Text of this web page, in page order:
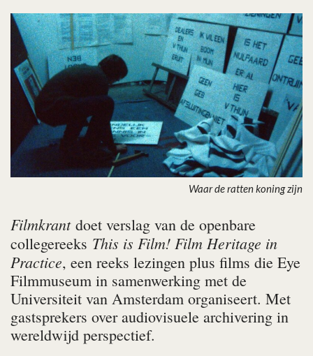
Waar de ratten koning zijn
Filmkrant doet verslag van de openbare
collegereeks This is Film! Film Heritage in
Practice, een reeks lezingen plus films die Eye
Filmmuseum in samenwerking met de
Universiteit van Amsterdam organiseert. Met
gastsprekers over audiovisuele archivering in
wereldwijd perspectief.